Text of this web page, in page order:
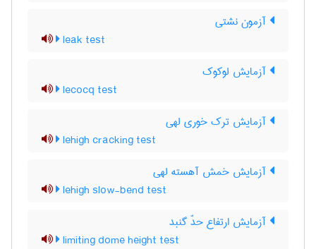
آزمون نشتی
leak test
آزمایش لوکوک
lecocq test
آزمایش ترک خوری لهی
lehigh cracking test
آزمایش خمش آهسته لهی
lehigh slow-bend test
آزمایش ارتفاع حدّ گنبد
limiting dome height test